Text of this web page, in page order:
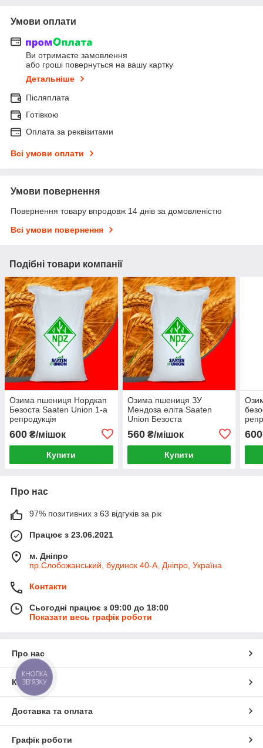
Умови оплати
Ви отримаєте замовлення
або гроші повернуться на вашу картку
Детальніше
Післяплата
Готівкою
Оплата за реквізитами
Всі умови оплати
Умови повернення
Повернення товару впродовж 14 днів за домовленістю
Всі умови повернення
Подібні товари компанії
Озима пшениця Нордкап
Безоста Saaten Union 1-а
репродукція
600 ₴/мішок
Купити
Озима пшениця ЗУ
Мендоза еліта Saaten
Union Безоста
560₴/мішок
Купити
600
Про нас
97% позитивних з 63 відгуків за рік
Працює з 23.06.2021
м. Дніпро
пр.Слобожанський, будинок 40-А, Дніпро, Україна
Контакти
Сьогодні працює з 09:00 до 18:00
Показати весь графік роботи
Про нас
Контакти
Доставка та оплата
Графік роботи
КНОПКА
ЗВ'ЯЗКУ